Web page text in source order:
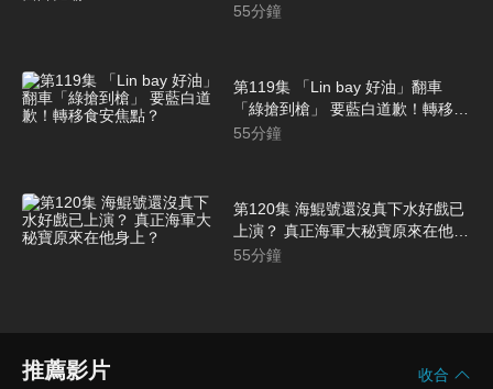
55分鐘
第119集 「Lin bay 好油」翻車
「綠搶到槍」 要藍白道歉！轉移食
安焦點？
55分鐘
第120集 海鯤號還沒真下水好戲已
上演？ 真正海軍大秘寶原來在他身
上？
55分鐘
推薦影片 收合